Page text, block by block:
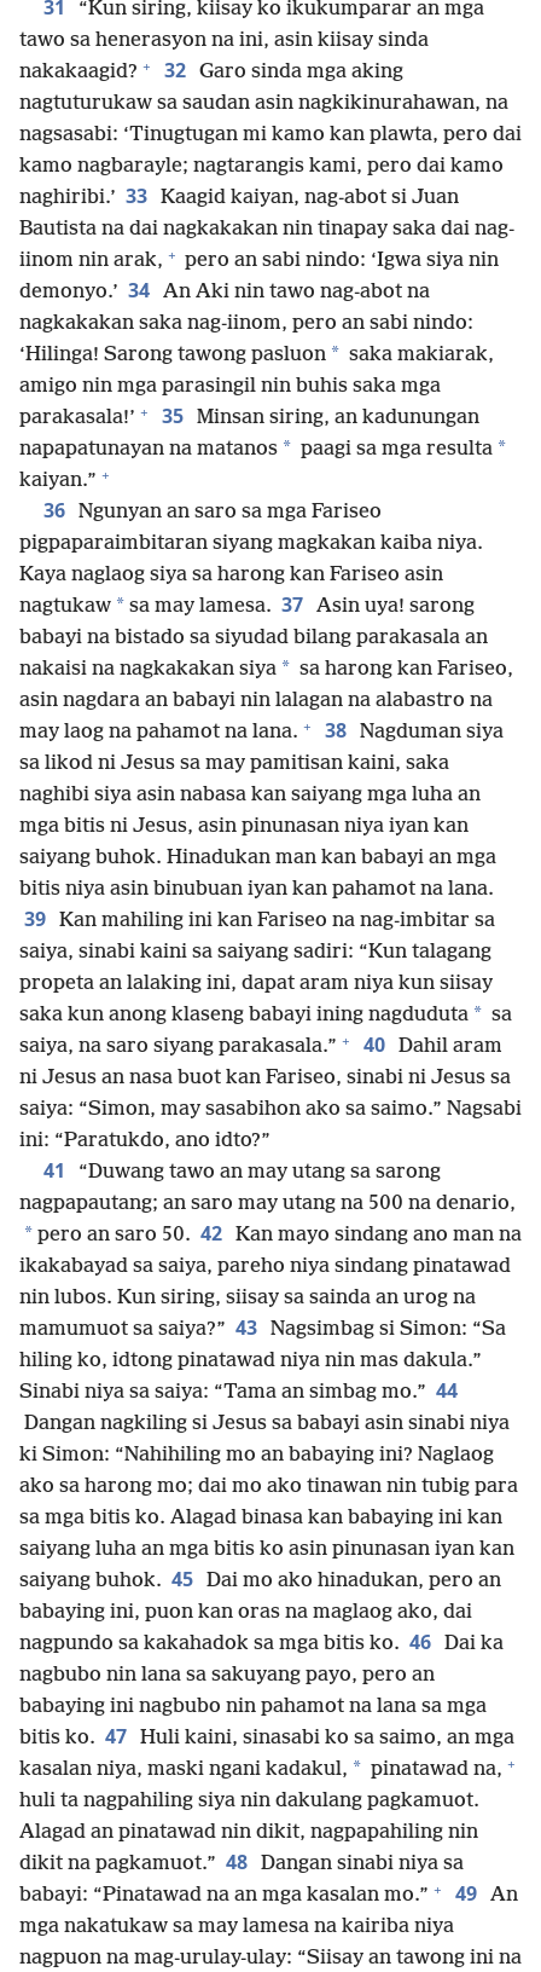
31
“Kun siring, kiisay ko ikukumparar an mga
tawo sa henerasyon na ini, asin kiisay sinda
nakakaagid? + 32 Garo sinda mga aking
nagtuturukaw sa saudan asin nagkikinurahawan, na
nagsasabi: ‘Tinugtugan mi kamo kan plawta, pero dai
kamo nagbarayle; nagtarangis kami, pero dai kamo
naghiribi.’ 33 Kaagid kaiyan, nag-abot si Juan
Bautista na dai nagkakakan nin tinapay saka dai nag-
iinom nin arak, + pero an sabi nindo: ‘Igwa siya nin
demonyo.’ 34 An Aki nin tawo nag-abot na
nagkakakan saka nag-iinom, pero an sabi nindo:
‘Hilinga! Sarong tawong pasluon * saka makiarak,
amigo nin mga parasingil nin buhis saka mga
parakasala!’ + 35 Minsan siring, an kadunungan
napapatunayan na matanos * paagi sa mga resulta *
kaiyan.” +
36 Ngunyan an saro sa mga Fariseo
pigpaparaimbitaran siyang magkakan kaiba niya.
Kaya naglaog siya sa harong kan Fariseo asin
nagtukaw * sa may lamesa. 37 Asin uya! sarong
babayi na bistado sa siyudad bilang parakasala an
nakaisi na nagkakakan siya * sa harong kan Fariseo,
asin nagdara an babayi nin lalagan na alabastro na
may laog na pahamot na lana. + 38 Nagduman siya
sa likod ni Jesus sa may pamitisan kaini, saka
naghibi siya asin nabasa kan saiyang mga luha an
mga bitis ni Jesus, asin pinunasan niya iyan kan
saiyang buhok. Hinadukan man kan babayi an mga
bitis niya asin binubuan iyan kan pahamot na lana.
39 Kan mahiling ini kan Fariseo na nag-imbitar sa
saiya, sinabi kaini sa saiyang sadiri: “Kun talagang
propeta an lalaking ini, dapat aram niya kun siisay
saka kun anong klaseng babayi ining nagduduta * sa
saiya, na saro siyang parakasala.” + 40 Dahil aram
ni Jesus an nasa buot kan Fariseo, sinabi ni Jesus sa
saiya: “Simon, may sasabihon ako sa saimo.” Nagsabi
ini: “Paratukdo, ano idto?”
41
“Duwang tawo an may utang sa sarong
nagpapautang; an saro may utang na 500 na denario,
* pero an saro 50. 42 Kan mayo sindang ano man na
ikakabayad sa saiya, pareho niya sindang pinatawad
nin lubos. Kun siring, siisay sa sainda an urog na
mamumuot sa saiya?” 43 Nagsimbag si Simon: “Sa
hiling ko, idtong pinatawad niya nin mas dakula.”
Sinabi niya sa saiya: “Tama an simbag mo.” 44
Dangan nagkiling si Jesus sa babayi asin sinabi niya
ki Simon: “Nahihiling mo an babaying ini? Naglaog
ako sa harong mo; dai mo ako tinawan nin tubig para
sa mga bitis ko. Alagad binasa kan babaying ini kan
saiyang luha an mga bitis ko asin pinunasan iyan kan
saiyang buhok. 45 Dai mo ako hinadukan, pero an
babaying ini, puon kan oras na maglaog ako, dai
nagpundo sa kakahadok sa mga bitis ko. 46 Dai ka
nagbubo nin lana sa sakuyang payo, pero an
babaying ini nagbubo nin pahamot na lana sa mga
bitis ko. 47 Huli kaini, sinasabi ko sa saimo, an mga
kasalan niya, maski ngani kadakul, * pinatawad na, +
huli ta nagpahiling siya nin dakulang pagkamuot.
Alagad an pinatawad nin dikit, nagpapahiling nin
dikit na pagkamuot.” 48 Dangan sinabi niya sa
babayi: “Pinatawad na an mga kasalan mo.” + 49 An
mga nakatukaw sa may lamesa na kairiba niya
nagpuon na mag-urulay-ulay: “Siisay an tawong ini na